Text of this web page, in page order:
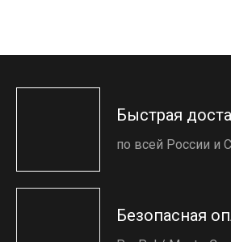
Быстрая
по всей России и
Безопасная